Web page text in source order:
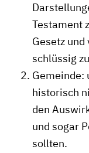
Testament
Gesetz
schlüssig
Gemeinde:
historisch
den
und sogar
sollten.